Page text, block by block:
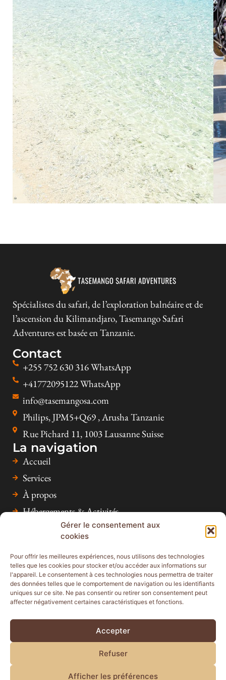
Gérer le consentement aux
cookies
Pour offrir les meilleures expériences, nous utilisons des technologies
telles que les cookies pour stocker et/ou accéder aux informations sur
l'appareil. Le consentement à ces technologies nous permettra de traiter
des données telles que le comportement de navigation ou les identifiants
uniques sur ce site. Ne pas consentir ou retirer son consentement peut
affecter négativement certaines caractéristiques et fonctions.
Accepter
Refuser
Afficher les préférences
Spécialistes du safari, de l’exploration balnéaire et de
l’ascension du Kilimandjaro, Tasemango Safari
Adventures est basée en Tanzanie.
Contact
+255 752 630 316 WhatsApp
+41772095122 WhatsApp
info@tasemangosa.com
Philips, JPM5+Q69 , Arusha Tanzanie
Rue Pichard 11, 1003 Lausanne Suisse
La navigation
Accueil
Services
À propos
Hébergements & Activités
Inspiration
Contact
© 2026 Tasemango Safari Adventures. Tous les droits sont
réservés.